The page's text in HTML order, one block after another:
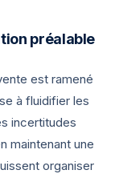
préalable
est ramené
à fluidifier les
incertitudes
maintenant une
organiser